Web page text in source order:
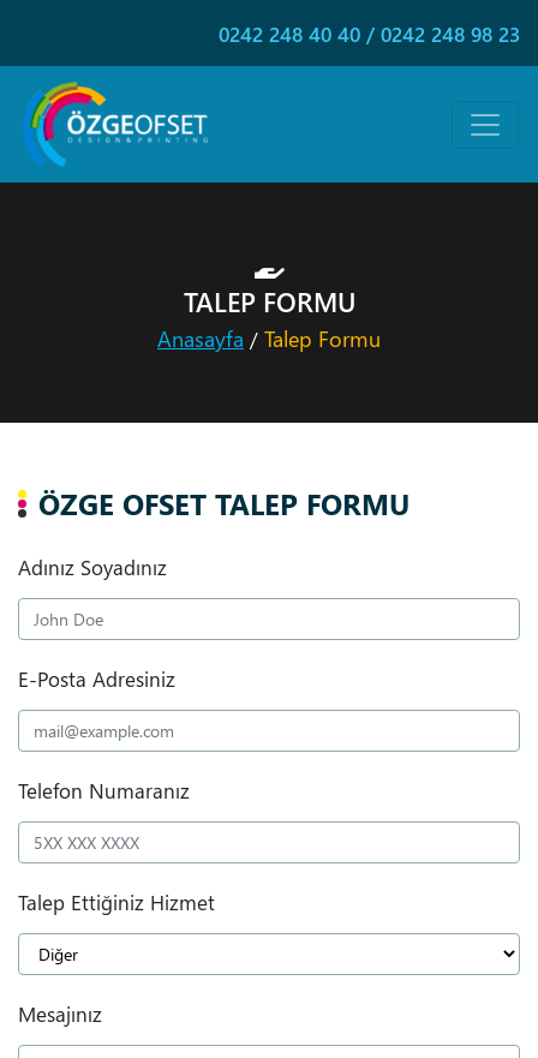
0242 248 40 40 / 0242 248 98 23
TALEP FORMU
Anasayfa / Talep Formu
ÖZGE OFSET TALEP FORMU
Adınız Soyadınız
E-Posta Adresiniz
Telefon Numaranız
Talep Ettiğiniz Hizmet
Mesajınız